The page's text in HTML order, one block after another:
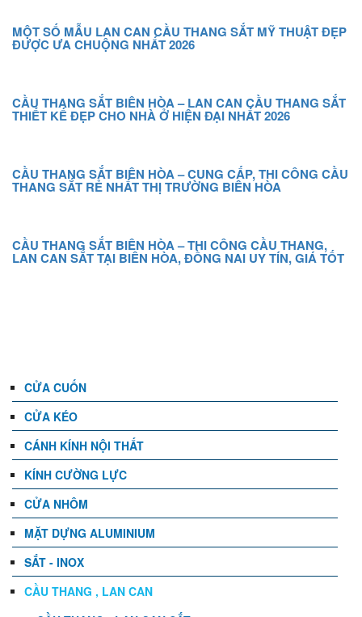
MỘT SỐ MẪU LAN CAN CẦU THANG SẮT MỸ THUẬT ĐẸP
ĐƯỢC ƯA CHUỘNG NHẤT 2026
CẦU THANG SẮT BIÊN HÒA – LAN CAN CẦU THANG SẮT
THIẾT KẾ ĐẸP CHO NHÀ Ở HIỆN ĐẠI NHẤT 2026
CẦU THANG SẮT BIÊN HÒA – CUNG CẤP, THI CÔNG CẦU
THANG SẮT RẺ NHẤT THỊ TRƯỜNG BIÊN HÒA
CẦU THANG SẮT BIÊN HÒA – THI CÔNG CẦU THANG,
LAN CAN SẮT TẠI BIÊN HÒA, ĐỒNG NAI UY TÍN, GIÁ TỐT
CỬA CUỐN
CỬA KÉO
CÁNH KÍNH NỘI THẤT
KÍNH CƯỜNG LỰC
CỬA NHÔM
MẶT DỰNG ALUMINIUM
SẮT - INOX
CẦU THANG , LAN CAN